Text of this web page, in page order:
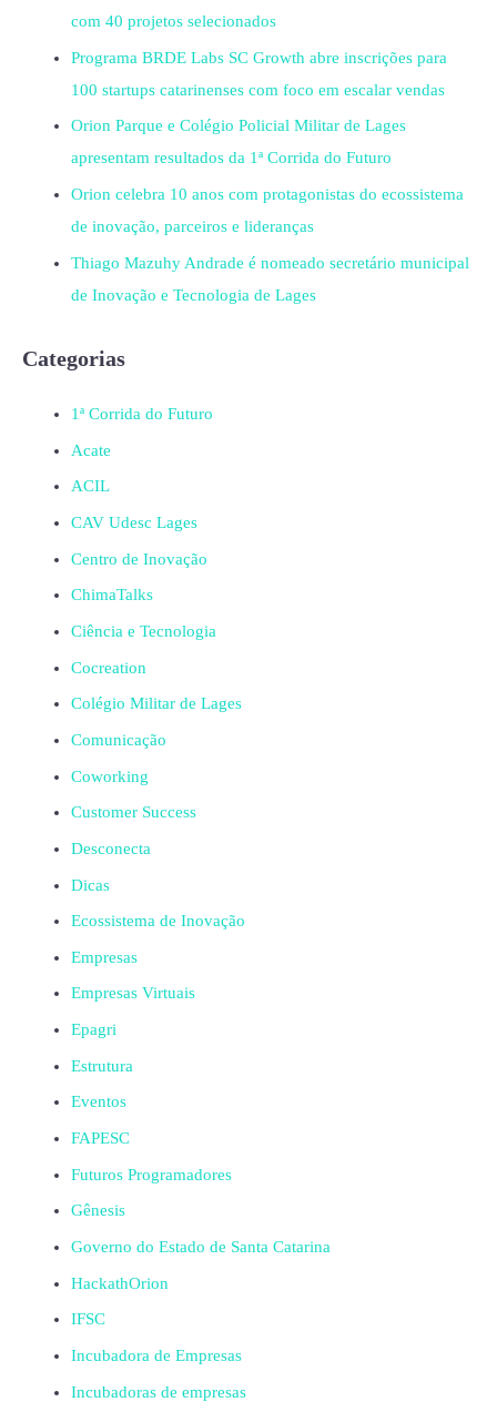
com 40 projetos selecionados
Programa BRDE Labs SC Growth abre inscrições para
100 startups catarinenses com foco em escalar vendas
Orion Parque e Colégio Policial Militar de Lages
apresentam resultados da 1ª Corrida do Futuro
Orion celebra 10 anos com protagonistas do ecossistema
de inovação, parceiros e lideranças
Thiago Mazuhy Andrade é nomeado secretário municipal
de Inovação e Tecnologia de Lages
Categorias
1ª Corrida do Futuro
Acate
ACIL
CAV Udesc Lages
Centro de Inovação
ChimaTalks
Ciência e Tecnologia
Cocreation
Colégio Militar de Lages
Comunicação
Coworking
Customer Success
Desconecta
Dicas
Ecossistema de Inovação
Empresas
Empresas Virtuais
Epagri
Estrutura
Eventos
FAPESC
Futuros Programadores
Gênesis
Governo do Estado de Santa Catarina
HackathOrion
IFSC
Incubadora de Empresas
Incubadoras de empresas